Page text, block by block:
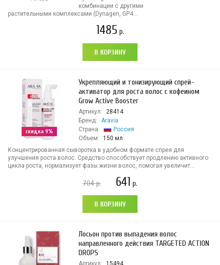
комбинации с другими
растительными комплексами (Dynagen, GP4...
1485 р.
В КОРЗИНУ
скидка 9%
Укрепляющий и тонизирующий спрей-
активатор для роста волос с кофеином
Grow Active Booster
Артикул:
28414
Бренд:
Aravia
Страна:
Россия
Объем:
150 мл
Концентрированная сыворотка в удобном формате спрея для
улучшения роста волос. Средство способствует продлению активного
цикла роста, нормализует фазы жизни волос, помогая увеличит...
704р. 641 р.
В КОРЗИНУ
Лосьон против выпадения волос
направленного действия TARGETED ACTION
DROPS
Артикул:
15494